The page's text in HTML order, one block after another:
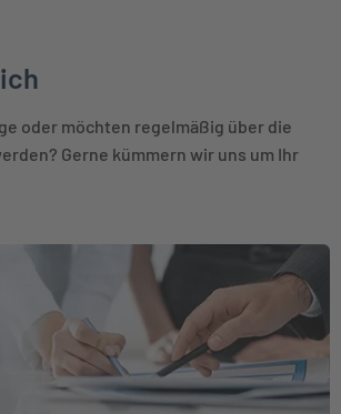
oder möchten regelmäßig über die
Gerne kümmern wir uns um Ihr